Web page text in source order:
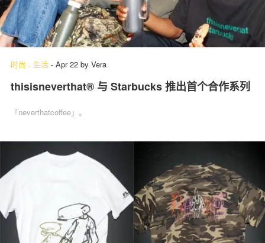
时尚 . 生活 - Apr 22 by Vera
thisisneverthat® 与 Starbucks 推出首个合作系列
「neverthatcoffee」‌。